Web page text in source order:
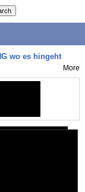
wo es hingeht
More